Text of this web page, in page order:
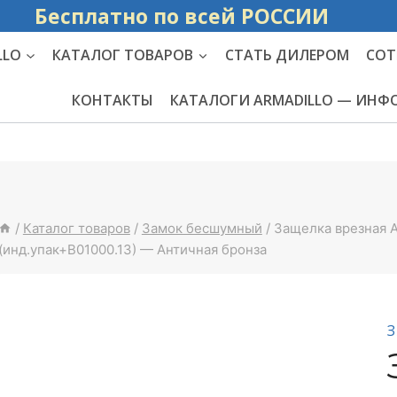
Бесплатно по
КАТАЛОГ ТОВАРОВ СТАТЬ ДИЛЕРОМ
КОНТАКТЫ КАТАЛОГИ ARMADILLO —
/ Каталог товаров / Замок бесшумный / Защелка врезная
(инд.упак+B01000.13) — Античная бронза